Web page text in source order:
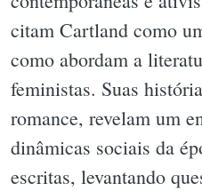
citam Cartland como
como abordam a
feministas. Suas
romance, revelam um
dinâmicas sociais da
escritas, levantando